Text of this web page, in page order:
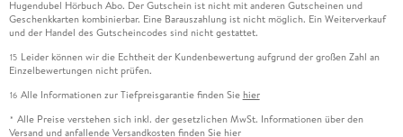
Hugendubel Hörbuch Abo. Der Gutschein ist nicht mit anderen Gutscheinen und
Geschenkkarten kombinierbar. Eine Barauszahlung ist nicht möglich. Ein Weiterverkauf
und der Handel des Gutscheincodes sind nicht gestattet.
15 Leider können wir die Echtheit der Kundenbewertung aufgrund der großen Zahl an
Einzelbewertungen nicht prüfen.
16 Alle Informationen zur Tiefpreisgarantie finden Sie hier
* Alle Preise verstehen sich inkl. der gesetzlichen MwSt. Informationen über den
Versand und anfallende Versandkosten finden Sie hier